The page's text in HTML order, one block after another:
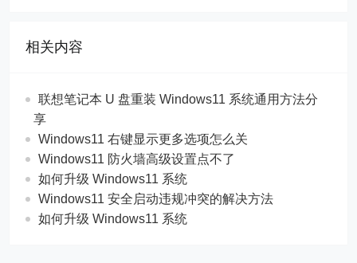
相关内容
联想笔记本 U 盘重装 Windows11 系统通用方法分
享
Windows11 右键显示更多选项怎么关
Windows11 防火墙高级设置点不了
如何升级 Windows11 系统
Windows11 安全启动违规冲突的解决方法
如何升级 Windows11 系统